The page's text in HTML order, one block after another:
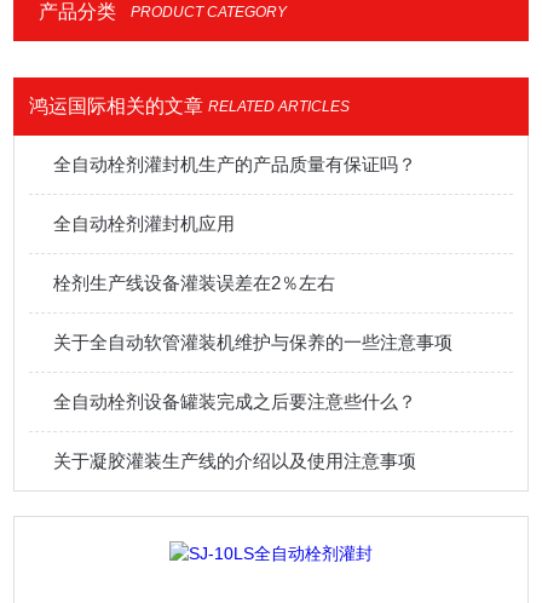
产品分类 PRODUCT CATEGORY
鸿运国际相关的文章 RELATED ARTICLES
全自动栓剂灌封机生产的产品质量有保证吗？
全自动栓剂灌封机应用
栓剂生产线设备灌装误差在2％左右
关于全自动软管灌装机维护与保养的一些注意事项
全自动栓剂设备罐装完成之后要注意些什么？
关于凝胶灌装生产线的介绍以及使用注意事项